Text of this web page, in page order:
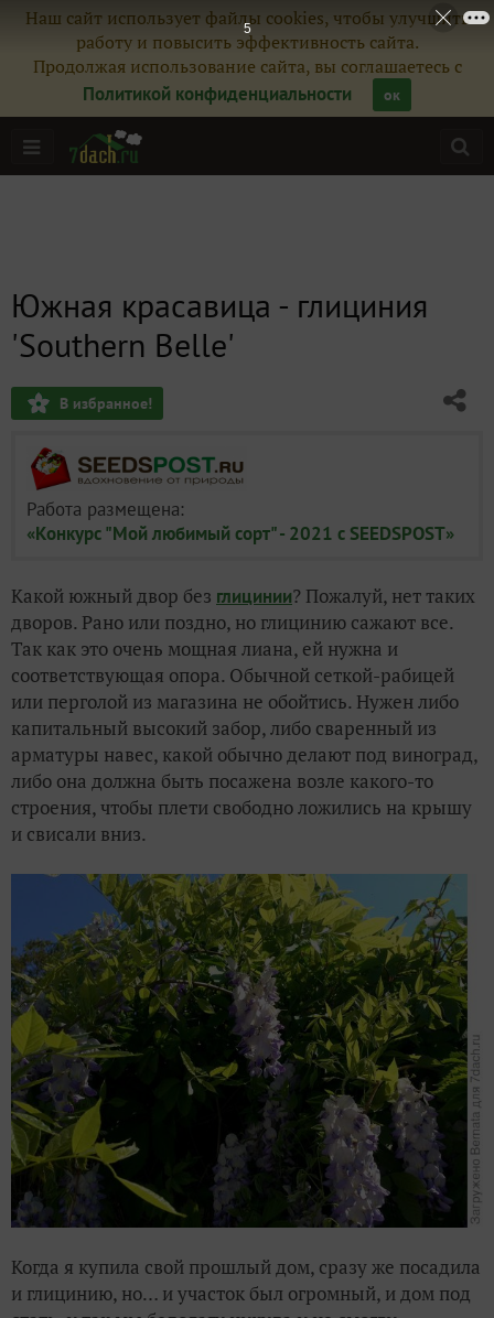
Наш сайт использует файлы cookies, чтобы улучшить
работу и повысить эффективность сайта.
Продолжая использование сайта, вы соглашаетесь с
Политикой конфиденциальности
ок
Южная красавица - глициния
'Southern Belle'
В избранное!
Работа размещена:
«Конкурс "Мой любимый сорт" - 2021 с SEEDSPOST»
Какой южный двор без глицинии? Пожалуй, нет таких
дворов. Рано или поздно, но глицинию сажают все.
Так как это очень мощная лиана, ей нужна и
соответствующая опора. Обычной сеткой-рабицей
или перголой из магазина не обойтись. Нужен либо
капитальный высокий забор, либо сваренный из
арматуры навес, какой обычно делают под виноград,
либо она должна быть посажена возле какого-то
строения, чтобы плети свободно ложились на крышу
и свисали вниз.
Когда я купила свой прошлый дом, сразу же посадила
и глицинию, но… и участок был огромный, и дом под
3